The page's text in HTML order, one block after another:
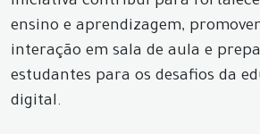
ensino e aprendizagem,
interação em sala de aula e
estudantes para os desafios da
digital.